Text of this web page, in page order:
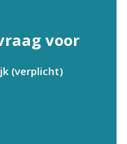
voor
(verplicht)